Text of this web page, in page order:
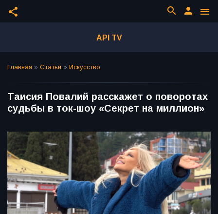
share menu
person
search
API TV
Главная » Статьи » Искусство
Таисия Повалий расскажет о поворотах
судьбы в ток-шоу «Секрет на миллион»